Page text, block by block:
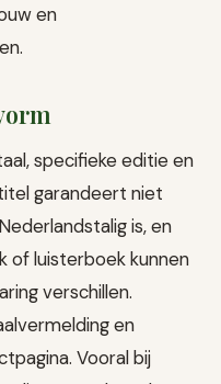
en
specifieke editie en
garandeert niet
is, en
of luisterboek kunnen
verschillen.
en
Vooral bij